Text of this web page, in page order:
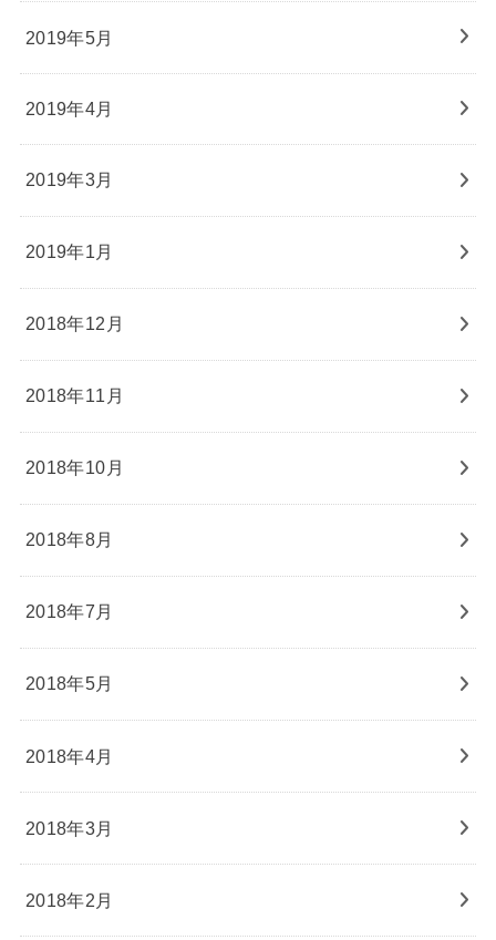
2019年5月
2019年4月
2019年3月
2019年1月
2018年12月
2018年11月
2018年10月
2018年8月
2018年7月
2018年5月
2018年4月
2018年3月
2018年2月